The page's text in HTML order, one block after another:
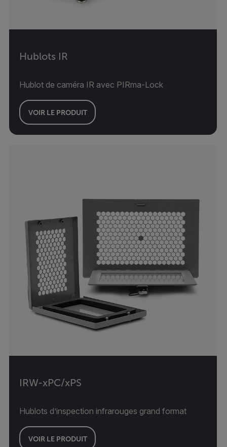
Hublots IR
Hublot de caméra IR avec PIRma-Lock
VOIR LE PRODUIT
IRW-xPC/xPS
Hublots d’inspection infrarouges grand format
VOIR LE PRODUIT